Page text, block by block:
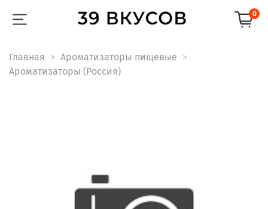
0
Главная
Ароматизаторы пищевые
Ароматизаторы (Россия)